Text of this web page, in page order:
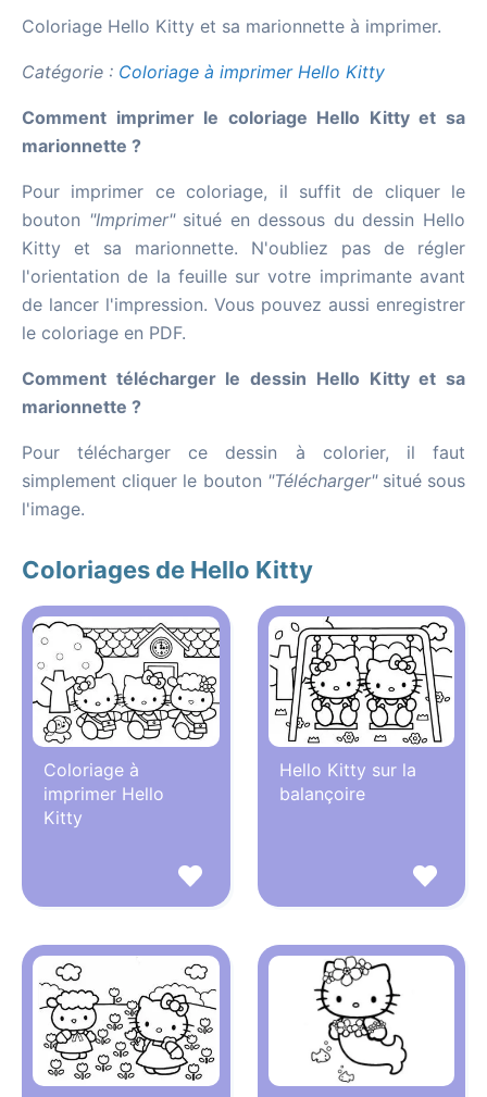
Coloriage Hello Kitty et sa marionnette à imprimer.
Catégorie : Coloriage à imprimer Hello Kitty
Comment imprimer le coloriage Hello Kitty et sa
marionnette ?
Pour imprimer ce coloriage, il suffit de cliquer le
bouton "Imprimer"situé en dessous du dessin Hello
Kitty et sa marionnette. N'oubliez pas de régler
l'orientation de la feuille sur votre imprimante avant
de lancer l'impression. Vous pouvez aussi enregistrer
le coloriage en PDF.
Comment télécharger le dessin Hello Kitty et sa
marionnette ?
Pour télécharger ce dessin à colorier, il faut
simplement cliquer le bouton "Télécharger"situé sous
l'image.
Coloriages de Hello Kitty
Coloriage à
imprimer Hello
Kitty
Hello Kitty sur la
balançoire